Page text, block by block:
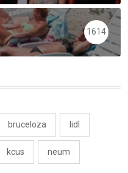
1614
bruceloza lidl
kcus neum